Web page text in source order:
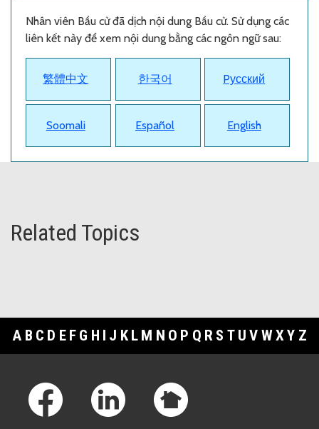
Nhân viên Bầu cử đã dịch nội dung Bầu cử. Sử dụng các
liên kết này để xem nội dung bằng các ngôn ngữ sau:
繁體中文 한국어 Pусский
Soomali Español English
Related Topics
A B C D E F G H I J K L M N O P Q R S T U V WXY Z